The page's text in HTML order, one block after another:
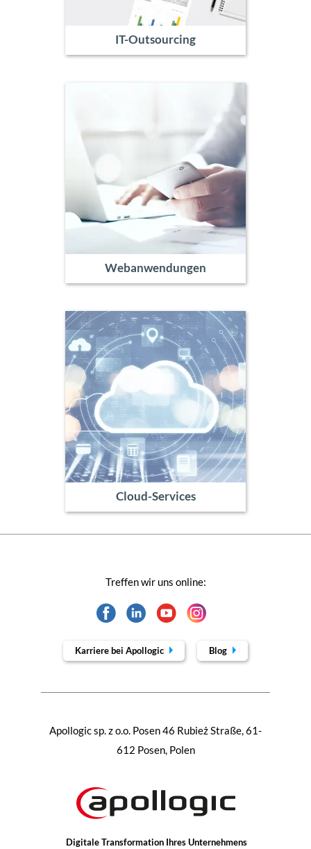
IT-Outsourcing
Webanwendungen
Cloud-Services
Digitale Transformation Ihres Unternehmens
Apollogic sp. z o.o. Posen 46 Rubież Straße, 61-
612 Posen, Polen
Treffen wir uns online:
Karriere bei Apollogic Blog